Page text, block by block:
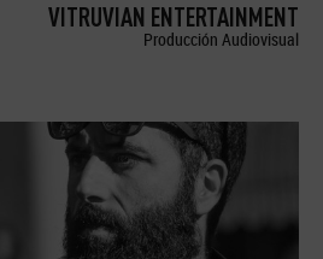
VITRUVIAN ENTERTAINMENT
Producción Audiovisual